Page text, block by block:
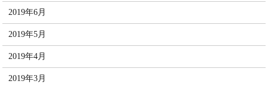
2019年6月
2019年5月
2019年4月
2019年3月